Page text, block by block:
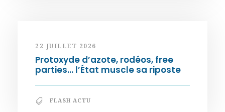
22 JUILLET 2026
Protoxyde d’azote, rodéos, free
parties… l’État muscle sa riposte
FLASH ACTU